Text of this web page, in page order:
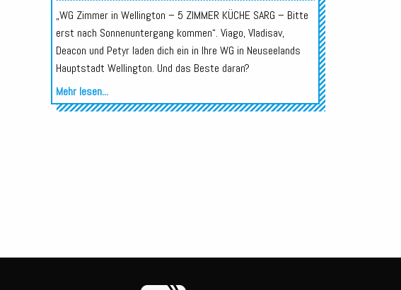
„WG Zimmer in Wellington – 5 ZIMMER KÜCHE SARG – Bitte
erst nach Sonnenuntergang kommen“. Viago, Vladisav,
Deacon und Petyr laden dich ein in Ihre WG in Neuseelands
Hauptstadt Wellington. Und das Beste daran?
Mehr lesen...